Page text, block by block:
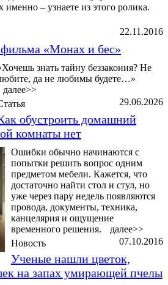
именно – узнаете из этого ролика.
22.11.2016
фильма «Монах и бес»
знать тайну беззакония? Не
да не любимы будете…»
далее>>
29.06.2026
обустроить домашний
комнаты нет
Ошибки обычно начинаются с
попытки решить вопрос одним
предметом мебели. Кажется, что
достаточно найти стол и стул, но
уже через пару недель появляются
провода, документы, техника,
канцелярия и ощущение
временного решения.
далее>>
07.10.2016
Новость
Ученые нашли цветок,
на запах умирающей пчелы